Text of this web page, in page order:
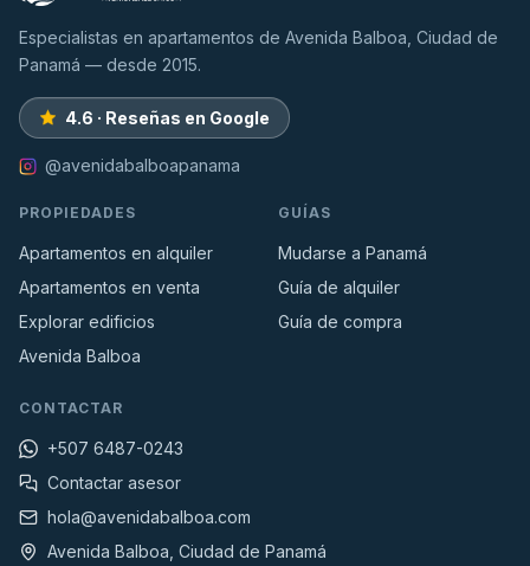
Especialistas en apartamentos de Avenida Balboa, Ciudad de
Panamá — desde 2015.
4.6 · Reseñas en Google
@avenidabalboapanama
PROPIEDADES
Apartamentos en alquiler
Apartamentos en venta
Explorar edificios
Avenida Balboa
GUÍAS
Mudarse a Panamá
Guía de alquiler
Guía de compra
CONTACTAR
+507 6487-0243
Contactar asesor
hola@avenidabalboa.com
Avenida Balboa, Ciudad de Panamá